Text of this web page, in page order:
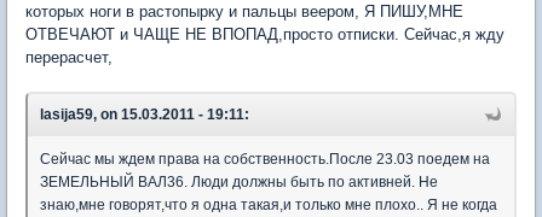
которых ноги в растопырку и пальцы веером, Я ПИШУ,МНЕ
ОТВЕЧАЮТ и ЧАЩЕ НЕ ВПОПАД,просто отписки. Сейчас,я жду
перерасчет,
lasija59, on 15.03.2011 - 19:11:
Сейчас мы ждем права на собственность.После 23.03 поедем на
ЗЕМЕЛЬНЫЙ ВАЛ36. Люди должны быть по активней. Не
знаю,мне говорят,что я одна такая,и только мне плохо.. Я не когда